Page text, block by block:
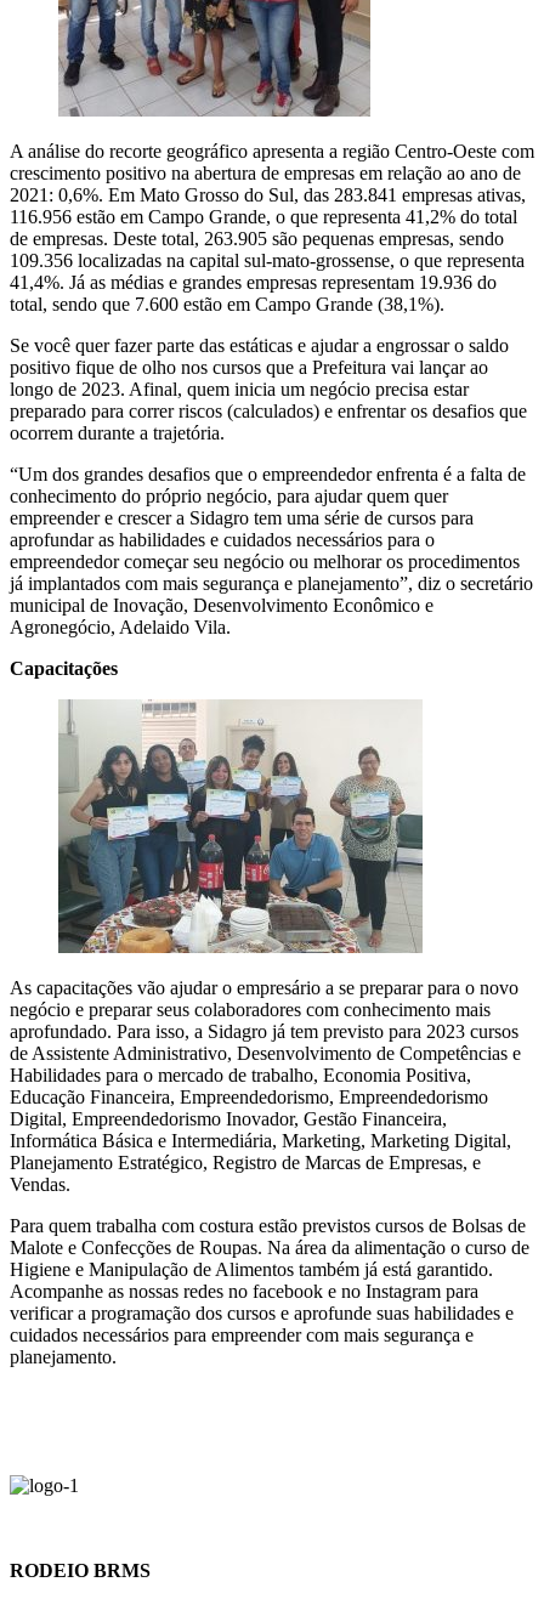
A análise do recorte geográfico apresenta a região Centro-Oeste com
crescimento positivo na abertura de empresas em relação ao ano de
2021: 0,6%. Em Mato Grosso do Sul, das 283.841 empresas ativas,
116.956 estão em Campo Grande, o que representa 41,2% do total
de empresas. Deste total, 263.905 são pequenas empresas, sendo
109.356 localizadas na capital sul-mato-grossense, o que representa
41,4%. Já as médias e grandes empresas representam 19.936 do
total, sendo que 7.600 estão em Campo Grande (38,1%).
Se você quer fazer parte das estáticas e ajudar a engrossar o saldo
positivo fique de olho nos cursos que a Prefeitura vai lançar ao
longo de 2023. Afinal, quem inicia um negócio precisa estar
preparado para correr riscos (calculados) e enfrentar os desafios que
ocorrem durante a trajetória.
“Um dos grandes desafios que o empreendedor enfrenta é a falta de
conhecimento do próprio negócio, para ajudar quem quer
empreender e crescer a Sidagro tem uma série de cursos para
aprofundar as habilidades e cuidados necessários para o
empreendedor começar seu negócio ou melhorar os procedimentos
já implantados com mais segurança e planejamento”, diz o secretário
municipal de Inovação, Desenvolvimento Econômico e
Agronegócio, Adelaido Vila.
Capacitações
As capacitações vão ajudar o empresário a se preparar para o novo
negócio e preparar seus colaboradores com conhecimento mais
aprofundado. Para isso, a Sidagro já tem previsto para 2023 cursos
de Assistente Administrativo, Desenvolvimento de Competências e
Habilidades para o mercado de trabalho, Economia Positiva,
Educação Financeira, Empreendedorismo, Empreendedorismo
Digital, Empreendedorismo Inovador, Gestão Financeira,
Informática Básica e Intermediária, Marketing, Marketing Digital,
Planejamento Estratégico, Registro de Marcas de Empresas, e
Vendas.
Para quem trabalha com costura estão previstos cursos de Bolsas de
Malote e Confecções de Roupas. Na área da alimentação o curso de
Higiene e Manipulação de Alimentos também já está garantido.
Acompanhe as nossas redes no facebook e no Instagram para
verificar a programação dos cursos e aprofunde suas habilidades e
cuidados necessários para empreender com mais segurança e
planejamento.
RODEIO BRMS